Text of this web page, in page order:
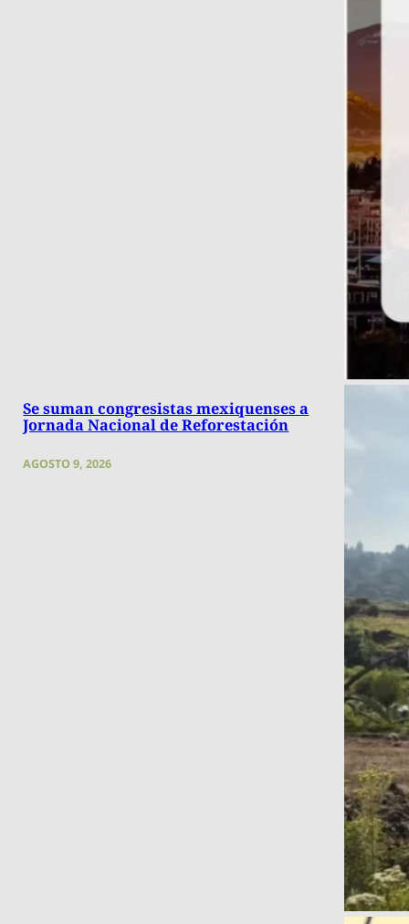
Se suman congresistas mexiquenses a
Jornada Nacional de Reforestación
AGOSTO 9, 2026